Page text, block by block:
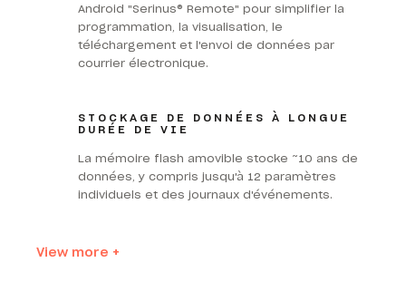
Android "Serinus® Remote" pour simplifier la
programmation, la visualisation, le
téléchargement et l'envoi de données par
courrier électronique.
STOCKAGE DE DONNÉES À LONGUE
DURÉE DE VIE
La mémoire flash amovible stocke ~10 ans de
données, y compris jusqu'à 12 paramètres
individuels et des journaux d'événements.
View more +